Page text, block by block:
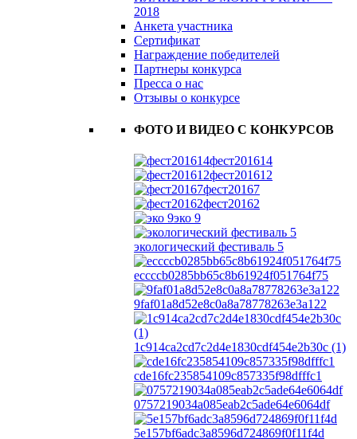
2018
Анкета участника
Сертификат
Награждение победителей
Партнеры конкурса
Пресса о нас
Отзывы о конкурсе
ФОТО И ВИДЕО С КОНКУРСОВ
фест201614
фест201612
фест20167
фест20162
эко 9
экологический фестиваль 5
eccccb0285bb65c8b61924f051764f75
9faf01a8d52e8c0a8a78778263e3a122
1c914ca2cd7c2d4e1830cdf454e2b30c (1)
cde16fc235854109c857335f98dfffc1
0757219034a085eab2c5ade64e6064df
5e157bf6adc3a8596d724869f0f11f4d